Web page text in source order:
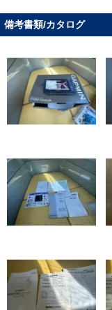
備考書類/カタログ